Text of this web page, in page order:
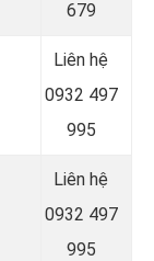
679
Liên hệ
0932 497
995
Liên hệ
0932 497
995